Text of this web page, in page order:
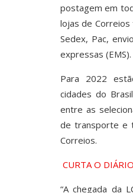
postagem em
lojas de Correios
Sedex, Pac,
expressas (EMS).
Para 2022
cidades do
entre as
de transporte e
Correios.
CURTA O
“A chegada da